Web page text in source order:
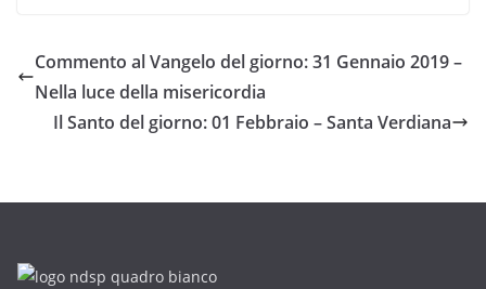
Commento al Vangelo del giorno: 31 Gennaio 2019 –
Nella luce della misericordia
Il Santo del giorno: 01 Febbraio – Santa Verdiana